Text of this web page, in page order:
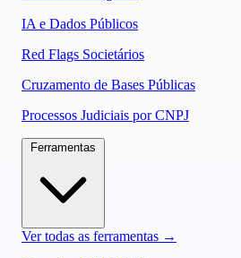
IA e Dados Públicos
Red Flags Societários
Cruzamento de Bases Públicas
Processos Judiciais por CNPJ
Ver todas as ferramentas →